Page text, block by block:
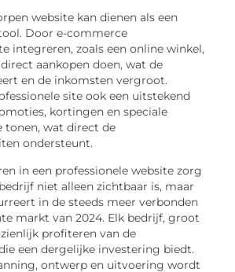
website kan dienen als een
Door e-commerce
integreren, zoals een online winkel,
aankopen doen, wat de
en de inkomsten vergroot.
site ook een uitstekend
kortingen en speciale
tonen, wat direct de
ondersteunt.
in een professionele website zorg
niet alleen zichtbaar is, maar
in de steeds meer verbonden
markt van 2024. Elk bedrijf, groot
profiteren van de
een dergelijke investering biedt.
ontwerp en uitvoering wordt